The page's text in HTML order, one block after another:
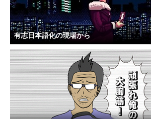
有志日本語化の現場から